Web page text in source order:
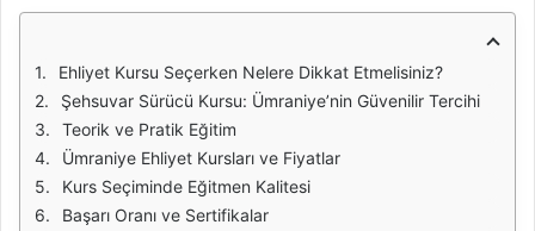
Ehliyet Kursu Seçerken Nelere Dikkat Etmelisiniz?
Şehsuvar Sürücü Kursu: Ümraniye’nin Güvenilir Tercihi
Teorik ve Pratik Eğitim
Ümraniye Ehliyet Kursları ve Fiyatlar
Kurs Seçiminde Eğitmen Kalitesi
Başarı Oranı ve Sertifikalar